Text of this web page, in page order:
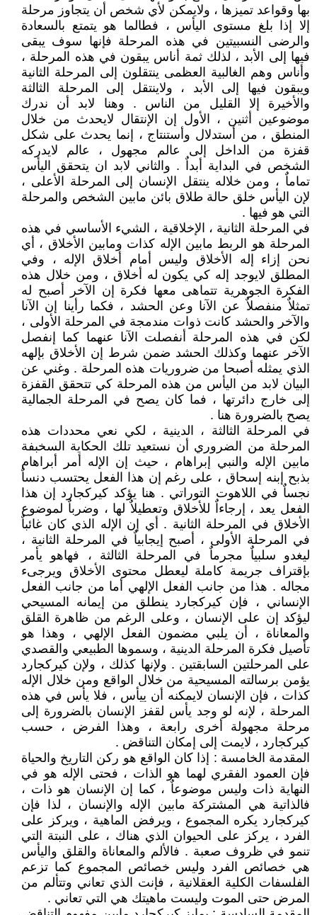
بها وقواعد تميزها ، ولايمكن لأي شخص أن يتجاوز مرحلة
إلا إذا بلغ مستوى اليأس ، فطالما هو يتمتع بالسعادة
والرضى النسبيتين في هذه المرحلة فإنها سوف يبقى
فيها إلى الأبد ، لذلك ثمة أناس يبقون في هذه المرحلة ،
وأناس وهم الغالبية العظمى ينتقلون إلى المرحلة الثانية
ويبقون فيها إلى الأبد ، ولاينتقل إلى المرحلة الثالثة
والأخيرة إلا القليل من الناس . وهنا لابد أن ندرك
موضوعين أثنين ، الأول إن الإنتقال لايحدث من خلال
المنطق ، من أستدلال وأستنتاج ، إنما يحدث على شكل
قفزة من الداخل إلى عالم مجهول ، عالم لايدركه
الشخص في البداية أبداٌ . والثاني لابد ان يتحقق اليأس
تماماٌ ، ومن خلاله ينتقل الإنسان إلى المرحلة الأعلى ،
لإن اليأس خلق حالة طلاق بائن مابين الشخص والمرحلة
التي هو فيها .
في المرحلة الثانية ، الإخلاقية ، الشيء الأساسي في هذه
المرحلة هو الربط مابين الإله كذات ومابين الأخلاق ، أي
نحن إزاء إله الأخلاق وليس أمام أخلاق الإله ، وفي
المطلق لايوجد إله كي يكون له أخلاق ، ومن خلال هذه
الفكرة الجوهرية تتماهى معها فكرة إن الآخر أصبح له
تمثلاٌ منفصلاٌ عن الآنا وعن الحشد ، فكما رأينا إن الآنا
والآخر والحشد كانت ذوات مندمجة في المرحلة الأولى ،
لكن في هذه المرحلة أنفصلت الآنا عنهما كما إنفصل
الآخر عنهما وكذلك الحشد ضمن شرط إن الأخلاق بإلهه
الذي يمثله أصبحا من ضروريات هذه المرحلة . وغني عن
البيان لابد من اليأس من هذه المرحلة كي تتحقق القفزة
إلى خارج دائرتها ، فما كان يصح في المرحلة الجمالية
يصح بالضرورة هنا .
في المرحلة الثالثة ، الدينية ، لكي نعي محددات هذه
المرحلة من الضروري أن نستعيد تلك الحكاية السخبفة
مابين الإله والنبي إبراهام ، حيث إن الإله أمر أبراهام
بذبح إبنه إسحاق ، على رغم إن هذا الفعل يحتسب دنساٌ
نجساٌ في اللاهوت التوراتي . هنا يؤكد كيركجارد إن هذا
الفعل يعد ، إرجاءاٌ للأخلاق وتعطيلاٌ لها ، وضرباٌ لموضوع
الأخلاق في المرحلة الثانية . أي إن الإله الذي كان غائباٌ
في المرحلة الأولى ، أصبح إيجابياٌ في المرحلة الثانية ،
ليغدو سلبياٌ مجرماٌ في المرحلة الثالثة ، فهاهو يأمر
بإقتراف جريمة كاملة ليعطل محتوى الأخلاق ويرجىء
مجاله . هذا من جانب الفعل الإلهي أما من جانب الفعل
الإنساني ، فإن كيركجارد ينطلق من إيمانه المسيحي
ليؤكد إن على الإنسان ، وعلى الرغم من ظاهرة القلق
والمعاناة ، أن يلبي مضمون الفعل الإلهي ، وهذا هو
تأصيل فكرة المرحلة الدينية ، وسموها الطبيعي والقصدي
على المرحلتين السابقتين . ولإنها كذلك ، ولإن كيركجارد
يؤمن برسالته المسيحية من خلال الواقع ومن خلال الإله
كذات ، فإن الإنسان لايمكنه أن ييأس ، فلا يأس في هذه
المرحلة ، لإنه لو وجد يأس لقفز الإنسان بالضرورة إلى
مرحلة مجهولة أخرى رابعة ، وهذا الفرض ، حسب
كيركجارد ، لايمت إلى إمكان التناقض .
المقدمة الخامسة : إذا كان الواقع هو ركن التاريخ والحياة
فإن العمود الفقري لهما هو الذات ، فحتى الإله هو في
النهاية ذات وليس موضوعاٌ ، كما إن الإنسان هو ذات ،
فالذاتية هي المشتركة مابين الإله والإنسان ، لذا فإن
كيركجارد يكره المجموع ، ويرفض الماهية ، ويركز على
الفرد ، يركز على الحيوان الذي هناك ، على النبتة التي
تنمو في ظروف صعبة . فالألم والمعاناة والقلق واليأس
هي خصائص الفرد وليس خصائص المجموع كما تزعم
الفلسفات الكلية العقلانية ، فإنت الذي تعاني وتتألم من
المرض حتى الموت وليست ماهيتك هي التي تعاني .